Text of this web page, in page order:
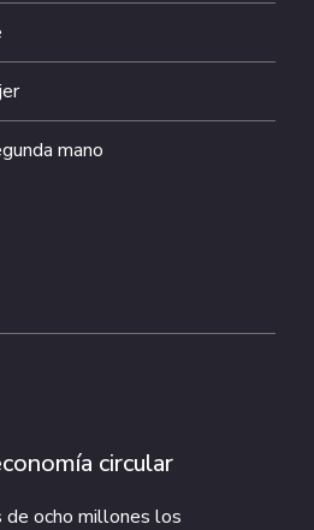
mano
circular
de ocho millones los